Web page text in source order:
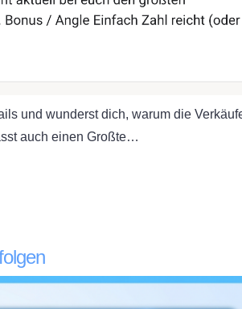
und wunderst dich, warum die
auch einen Großte…